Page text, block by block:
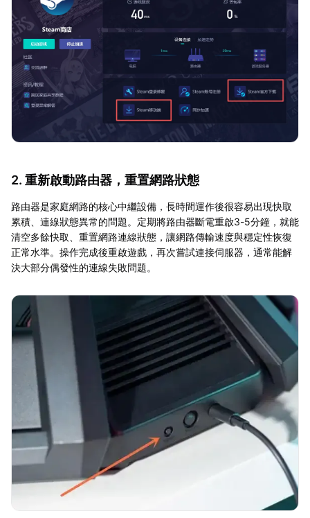
2. 重新啟動路由器，重置網路狀態
路由器是家庭網路的核心中繼設備，長時間運作後很容易出現快取
累積、連線狀態異常的問題。定期將路由器斷電重啟3-5分鐘，就能
清空多餘快取、重置網路連線狀態，讓網路傳輸速度與穩定性恢復
正常水準。操作完成後重啟遊戲，再次嘗試連接伺服器，通常能解
決大部分偶發性的連線失敗問題。